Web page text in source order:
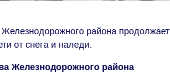
Железнодорожного района продолжает
от снега и наледи.
Железнодорожного района